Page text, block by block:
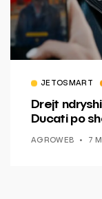
JETOSMART
Drejt
Ducati po
AGROWEB 7